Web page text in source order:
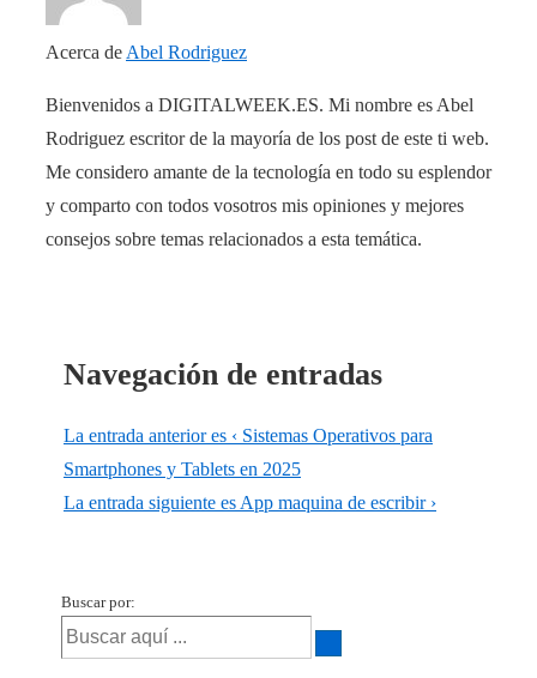
Acerca de Abel Rodriguez
Bienvenidos a DIGITALWEEK.ES. Mi nombre es Abel
Rodriguez escritor de la mayoría de los post de este ti web.
Me considero amante de la tecnología en todo su esplendor
y comparto con todos vosotros mis opiniones y mejores
consejos sobre temas relacionados a esta temática.
Navegación de entradas
La entrada anterior es ‹ Sistemas Operativos para
Smartphones y Tablets en 2025
La entrada siguiente esApp maquina de escribir ›
Buscar por: